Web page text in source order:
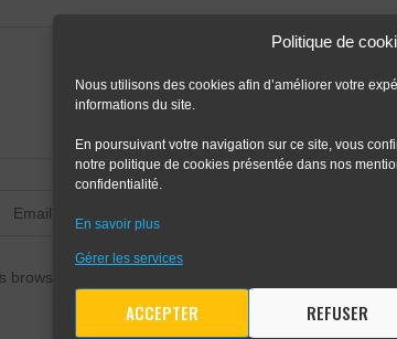
Politique de
Nous utilisons des cookies afin d’améliorer votre
informations du site.
En poursuivant votre navigation sur ce site, vous
notre politique de cookies présentée dans nos
confidentialité.
En savoir plus
Gérer les services
ACCEPTER REFUSER
for the next time I comment.